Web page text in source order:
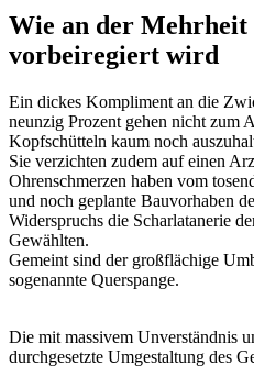
Wie an der
vorbeiregiert wird
Ein dickes Kompliment an die
neunzig Prozent gehen nicht zum
Kopfschütteln kaum noch
Sie verzichten zudem auf einen
Ohrenschmerzen haben vom
und noch geplante Bauvorhaben
Widerspruchs die Scharlatanerie
Gewählten.
Gemeint sind der großflächige
sogenannte Querspange.
Die mit massivem Unverständnis
durchgesetzte Umgestaltung des